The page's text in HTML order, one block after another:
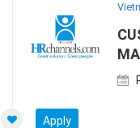
Apply